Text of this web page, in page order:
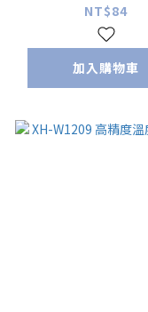
NT$84
加入購物車